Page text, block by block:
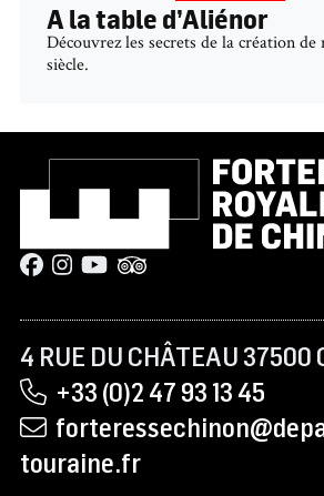
A la table d’Aliénor
Découvrez les secrets de la création
siècle.
4 RUE DU CHÂTEAU 37500
+33 (0)2 47 93 13 45
touraine.fr